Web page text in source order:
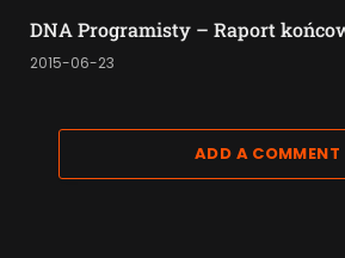
DNA Programisty – Raport
2015-06-23
ADD A COMMENT